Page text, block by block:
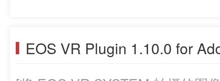
EOS VR Plugin 1.10.0 for